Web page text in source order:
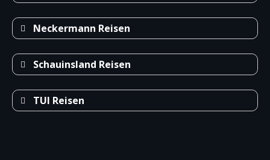
Neckermann Reisen
Schauinsland Reisen
TUI Reisen